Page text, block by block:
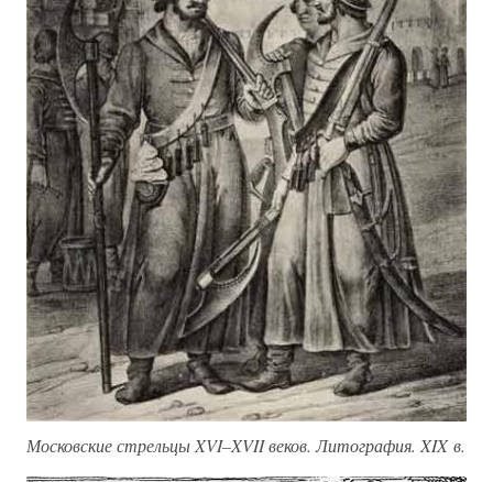
Московские стрельцы XVI–XVII веков. Литография. XIX в.